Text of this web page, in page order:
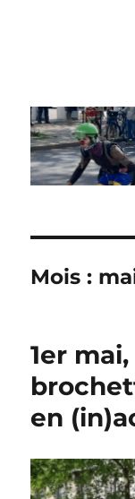
Mois :
1er
en